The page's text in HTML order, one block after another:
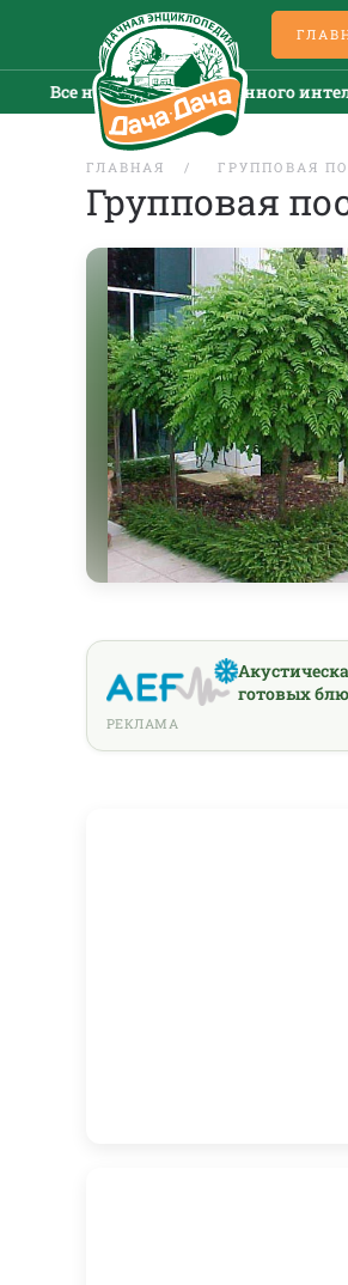
новости искусственного интеллекта →
ГЛАВНАЯ ГРУППОВАЯ
Групповая
готовых
РЕКЛАМА